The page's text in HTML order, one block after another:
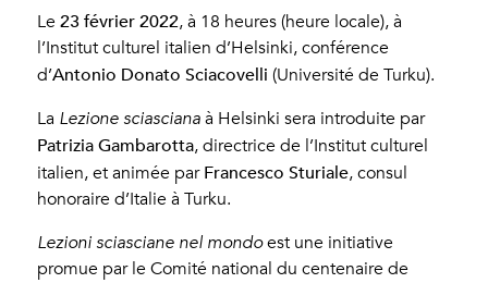
Le23 février2022, à 18 heures (heure locale), à
l’Institut culturel italien d’Helsinki, conférence
d’Antonio Donato Sciacovelli(Université de Turku).
La Lezione sciasciana à Helsinki sera introduite par
Patrizia Gambarotta, directrice de l’Institut culturel
italien, et animée par Francesco Sturiale, consul
honoraire d’Italie à Turku.
Lezioni sciasciane nel mondoest une initiative
promue par le Comité national du centenaire de